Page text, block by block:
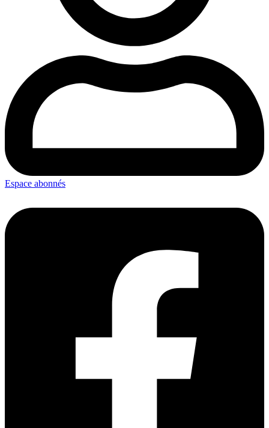
Espace abonnés